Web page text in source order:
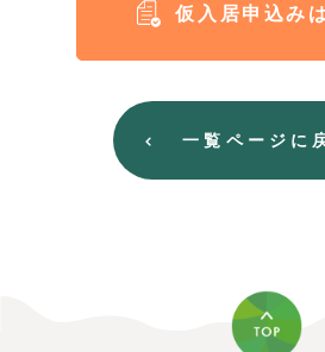
仮入居申込み
一覧ページに